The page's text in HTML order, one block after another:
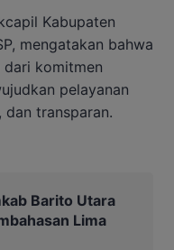
Kabupaten
mengatakan bahwa
dari komitmen
pelayanan
transparan.
Barito Utara
Lima